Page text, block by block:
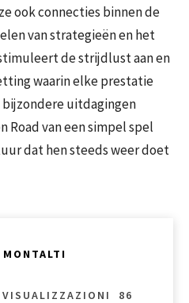
ook connecties binnen de
van strategieën en het
de strijdlust aan en
waarin elke prestatie
uitdagingen
Road van een simpel spel
dat hen steeds weer doet
VISUALIZZAZIONI 86